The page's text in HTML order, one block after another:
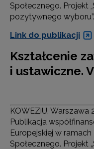
Społecznego. Projekt „
pozytywnego wyboru”.
Link do publikacji
Kształcenie
i ustawiczne.
KOWEZiU, Warszawa
Publikacja
Europejskiej w
Społecznego. Projekt